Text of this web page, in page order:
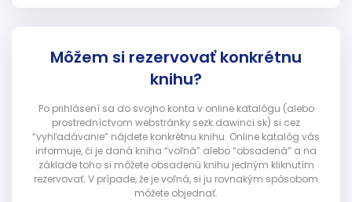
Môžem si rezervovať konkrétnu
knihu?
Po prihlásení sa do svojho konta v online katalógu (alebo
prostredníctvom webstránky sezk.dawinci.sk) si cez
“vyhľadávanie” nájdete konkrétnu knihu. Online katalóg vás
informuje, či je daná kniha “voľná” alebo “obsadená” a na
základe toho si môžete obsadenú knihu jedným kliknutím
rezervovať. V prípade, že je voľná, si ju rovnakým spôsobom
môžete objednať.